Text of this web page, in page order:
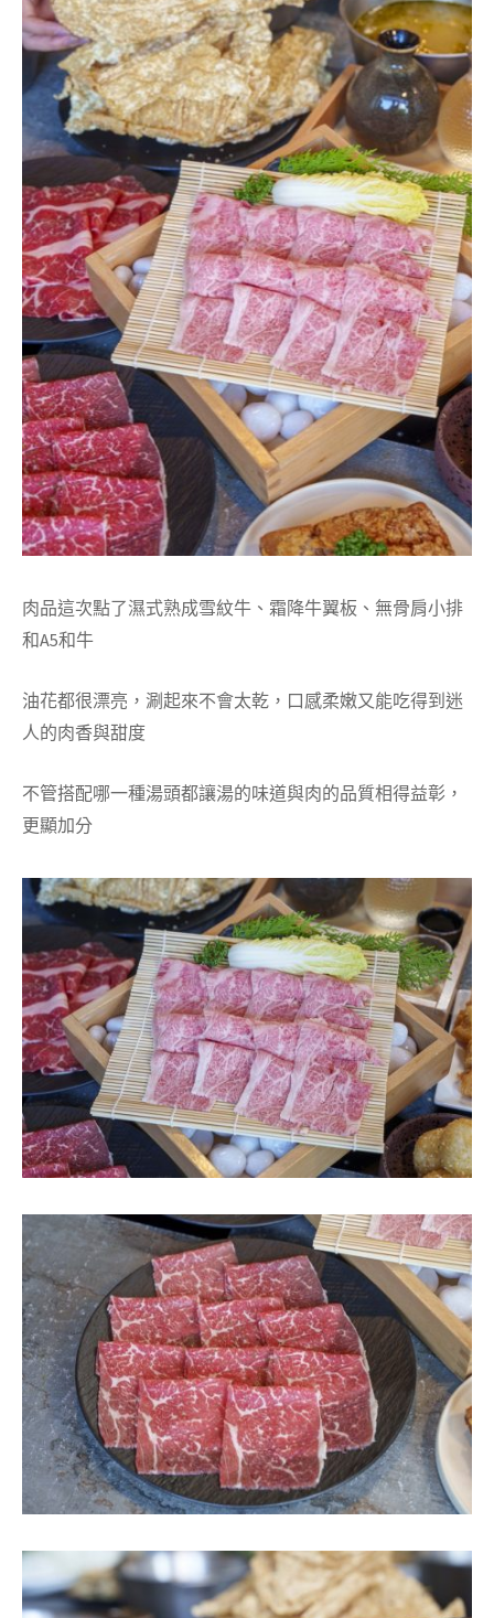
肉品這次點了濕式熟成雪紋牛、霜降牛翼板、無骨肩小排
和A5和牛
油花都很漂亮，涮起來不會太乾，口感柔嫩又能吃得到迷
人的肉香與甜度
不管搭配哪一種湯頭都讓湯的味道與肉的品質相得益彰，
更顯加分